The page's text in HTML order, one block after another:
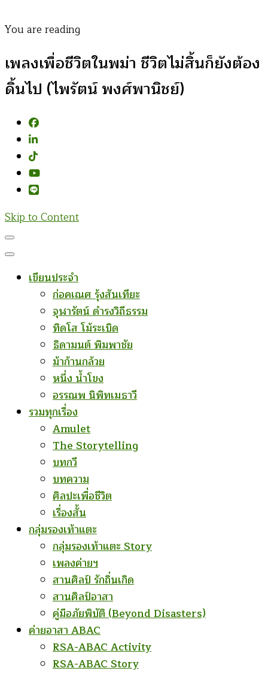
You are reading
เพลงเพื่อชีวิตในพม่า ชีวิตไม่สิ้นก็ยังต้อง
ดิ้นไป (ไพรัตน์ พงศ์พานิชย์)
Skip to Content
เขียนประจำ
ก่อคเณศ รุ้งสันเทียะ
จุฬารัตน์ ดำรงวิถีธรรม
ทิดโส โม้ระเบิด
ธิดามนต์ พิมพาชัย
ม้าก้านกล้วย
หนึ่ง น้ำโขง
อรรณพ นิพิทเมธาวี
รวมทุกเรื่อง
Amulet
The Storytelling
บทกวี
บทความ
ศิลปะเพื่อชีวิต
เรื่องสั้น
กลุ่มรองเท้าแตะ
กลุ่มรองเท้าแตะ Story
เพลงค่ายฯ
สานศิลป์ รักถิ่นเกิด
สานศิลป์อาสา
คู่มือภัยพิบัติ (Beyond Disasters)
ค่ายอาสา ABAC
RSA-ABAC Activity
RSA-ABAC Story